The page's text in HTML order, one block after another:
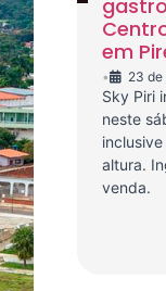
em
• 23
Sky Piri
neste
altura.
venda.